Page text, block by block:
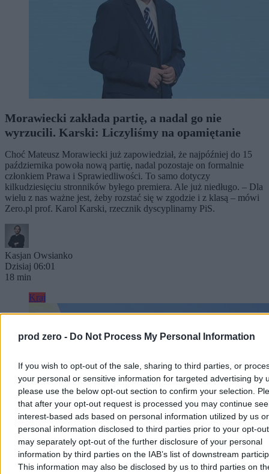
prod zero - Do Not Process My Personal Information
If you wish to opt-out of the sale, sharing to third parties, or
your personal or sensitive information for targeted advertising by
please use the below opt-out section to confirm your selection.
that after your opt-out request is processed you may continue
interest-based ads based on personal information utilized by us or
personal information disclosed to third parties prior to your opt-
may separately opt-out of the further disclosure of your personal
information by third parties on the IAB’s list of downstream
This information may also be disclosed by us to third parties on
Morawiecki zakłada partię, a nadal go nie
wyrzucili. Karski: Liczyliśmy na opamiętanie
Choć Mateusz Morawiecki już zapowiedział, że najpóźniej do 15
października powoła nową partię, nadal pozostaje on formalnie
członkiem Prawa i Sprawiedliwości. To samo dotyczy
kilkudziesięciu stronników byłego premiera. Ale już niedługo. – Dla
wielu z nas ważne jest, żeby rozstać się w zgodzie i z klasą – mówi
Zero.pl prof. Karol Karski, rzecznik dyscyplinarny PiS.
Kasjan Owsianko
Dzisiaj 06:01
18 min
Kraj